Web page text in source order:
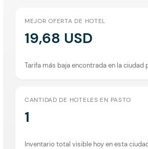
MEJOR OFERTA DE HOTEL
19,68 USD
Tarifa más baja encontrada en la ciudad
CANTIDAD DE HOTELES EN PASTO
1
Inventario total visible hoy en esta